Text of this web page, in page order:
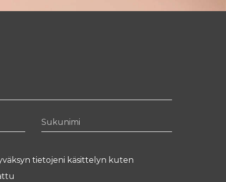
tietojeni käsittelyn kuten